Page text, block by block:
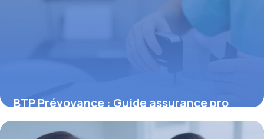
BTP Prévoyance : Guide assurance pro
6 novembre 2025